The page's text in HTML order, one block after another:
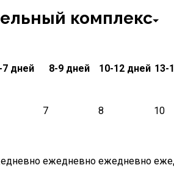
комплекс
7 дней 8-9 дней 10-12 дней 13-
7 8 10
ежедневно ежедневно